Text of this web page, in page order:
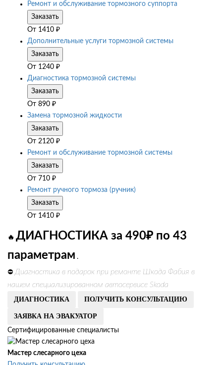
Ремонт и обслуживание тормозного суппорта
Заказать
От 1410 ₽
Дополнительные услуги тормозной системы
Заказать
От 1240 ₽
Диагностика тормозной системы
Заказать
От 890 ₽
Замена тормозной жидкости
Заказать
От 2120 ₽
Ремонт и обслуживание тормозной системы
Заказать
От 710 ₽
Ремонт ручного тормоза (ручник)
Заказать
От 1410 ₽
🔥 ДИАГНОСТИКА за 490₽ по 43
параметрам .
⛔ Диагностика в подарок при ремонте Шкода Фабия в
нашем специализированном автосервисе Skoda
ДИАГНОСТИКА ПОЛУЧИТЬ КОНСУЛЬТАЦИЮ
ЗАЯВКА НА ЭВАКУАТОР
Сертифицированные специалисты
Мастер слесарного цеха